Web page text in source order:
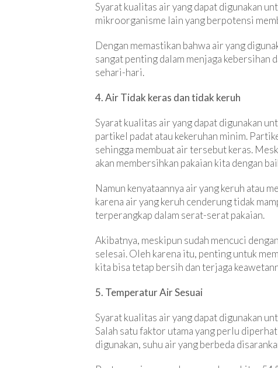
Syarat kualitas air yang dapat digunakan
mikroorganisme lain yang berpotensi
Dengan memastikan bahwa air yang
sangat penting dalam menjaga kebersihan
sehari-hari.
4. Air Tidak keras dan tidak keruh
Syarat kualitas air yang dapat digunakan
partikel padat atau kekeruhan minim.
sehingga membuat air tersebut keras.
akan membersihkan pakaian kita dengan
Namun kenyataannya air yang keruh atau
karena air yang keruh cenderung tidak
terperangkap dalam serat-serat pakaian.
Akibatnya, meskipun sudah mencuci
selesai. Oleh karena itu, penting untuk
kita bisa tetap bersih dan terjaga
5. Temperatur Air Sesuai
Syarat kualitas air yang dapat digunakan
Salah satu faktor utama yang perlu
digunakan, suhu air yang berbeda